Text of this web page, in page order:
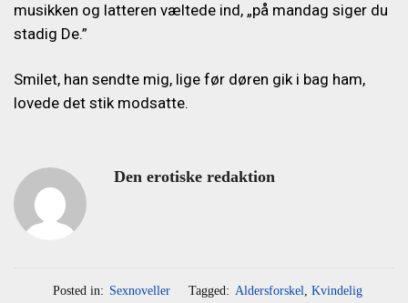
musikken og latteren væltede ind, „på mandag siger du
stadig De.”
Smilet, han sendte mig, lige før døren gik i bag ham,
lovede det stik modsatte.
Den erotiske redaktion
Posted in: Sexnoveller Tagged: Aldersforskel, Kvindelig